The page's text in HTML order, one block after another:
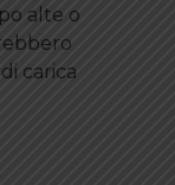
alte o
carica